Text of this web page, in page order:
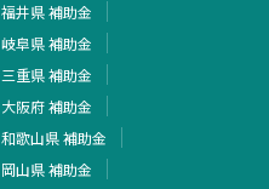
福井県 補助金
岐阜県 補助金
三重県 補助金
大阪府 補助金
和歌山県 補助金
岡山県 補助金